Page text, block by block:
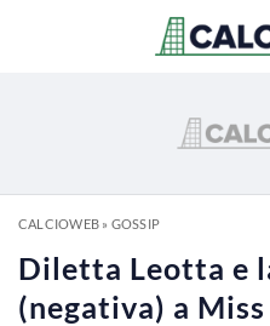
CALCIOWEB» GOSSIP
Diletta Leotta e
(negativa) a